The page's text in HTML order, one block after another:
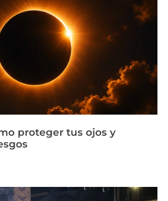
proteger tus ojos y